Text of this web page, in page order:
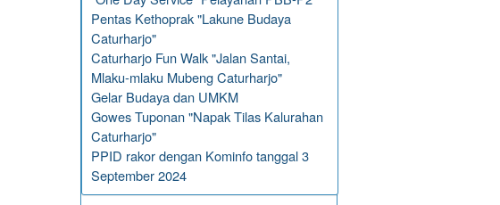
Pentas Kethoprak "Lakune Budaya
Caturharjo"
Caturharjo Fun Walk "Jalan Santai,
Mlaku-mlaku Mubeng Caturharjo"
Gelar Budaya dan UMKM
Gowes Tuponan "Napak Tilas Kalurahan
Caturharjo"
PPID rakor dengan Kominfo tanggal 3
September 2024